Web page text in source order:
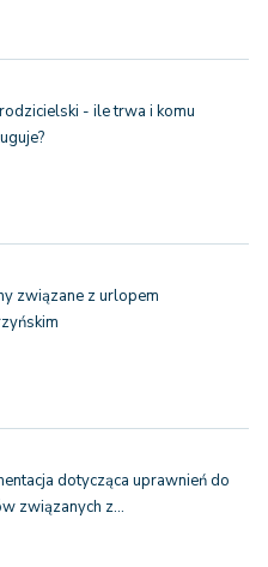
- ile trwa i komu
związane z urlopem
dotycząca uprawnień do
związanych z…